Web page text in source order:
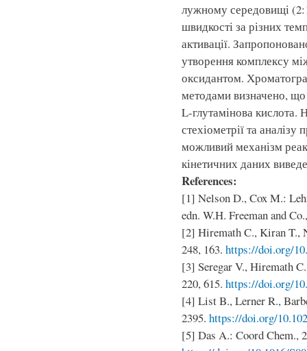
лужному середовищі
швидкості за різних
активації.
утворення комплексу
оксидантом.
методами визначено,
L-глутамінова кислота.
стехіометрії та аналізу
можливий механізм
кінетичних даних
References:
[1] Nelson D., Cox M.:
edn. W.H. Freeman and
[2] Hiremath C., Kiran T.,
248, 163. https://doi.org/
[3] Seregar V., Hiremath
220, 615. https://doi.org/
[4] List B., Lerner R.,
2395. https://doi.org/
[5] Das A.: Coord Chem.,